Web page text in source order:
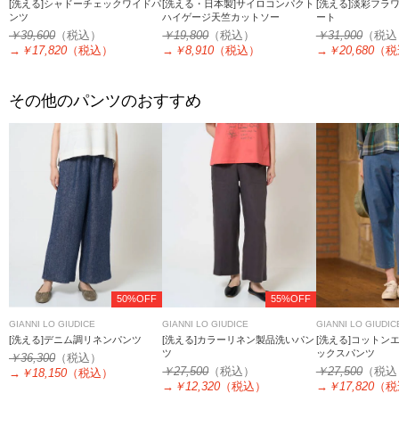
[洗える]シャドーチェックワイドパ
ンツ
￥39,600 （税込）
→ ￥17,820 （税込）
[洗える・日本製]サイロコンパクト
ハイゲージ天竺カットソー
￥19,800（税込）
→ ￥8,910 （税込）
[洗える]淡彩フラ
ート
￥31,900（税
→ ￥20,680（
その他のパンツのおすすめ
50%OFF
GIANNI LO GIUDICE
[洗える]デニム調リネンパンツ
￥36,300 （税込）
→ ￥18,150 （税込）
55%OFF
GIANNI LO GIUDICE
[洗える]カラーリネン製品洗いパン
ツ
￥27,500（税込）
→ ￥12,320 （税込）
GIANNI LO
[洗える]コットン
ックスパンツ
￥27,500（税
→ ￥17,820（